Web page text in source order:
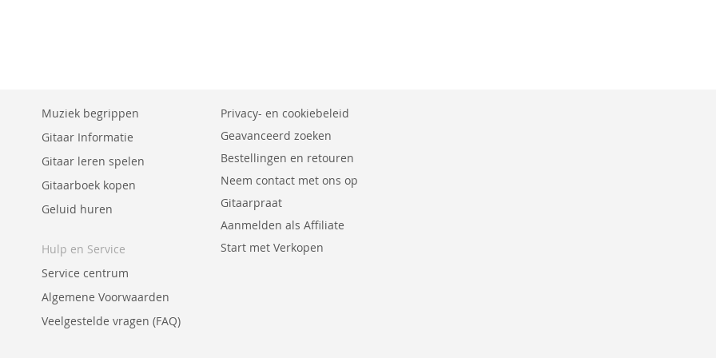
Muziek begrippen
Gitaar Informatie
Gitaar leren spelen
Gitaarboek kopen
Geluid huren
Hulp en Service
Service centrum
Algemene Voorwaarden
Veelgestelde vragen (FAQ)
Privacy- en cookiebeleid
Geavanceerd zoeken
Bestellingen en retouren
Neem contact met ons op
Gitaarpraat
Aanmelden als Affiliate
Start met Verkopen